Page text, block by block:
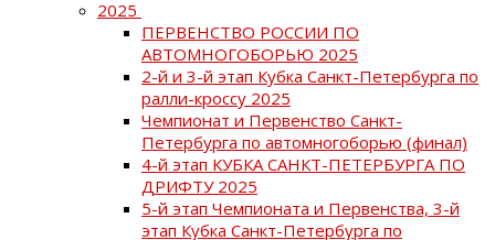
2025
ПЕРВЕНСТВО РОССИИ ПО
АВТОМНОГОБОРЬЮ 2025
2-й и 3-й этап Кубка Санкт-Петербурга по
ралли-кроссу 2025
Чемпионат и Первенство Санкт-
Петербурга по автомногоборью (финал)
4-й этап КУБКА САНКТ-ПЕТЕРБУРГА ПО
ДРИФТУ 2025
5-й этап Чемпионата и Первенства, 3-й
этап Кубка Санкт-Петербурга по